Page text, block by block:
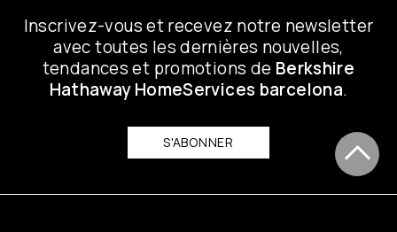
Inscrivez-vous et recevez notre newsletter
avec toutes les dernières nouvelles,
tendances et promotions de Berkshire
Hathaway HomeServices barcelona.
S'ABONNER